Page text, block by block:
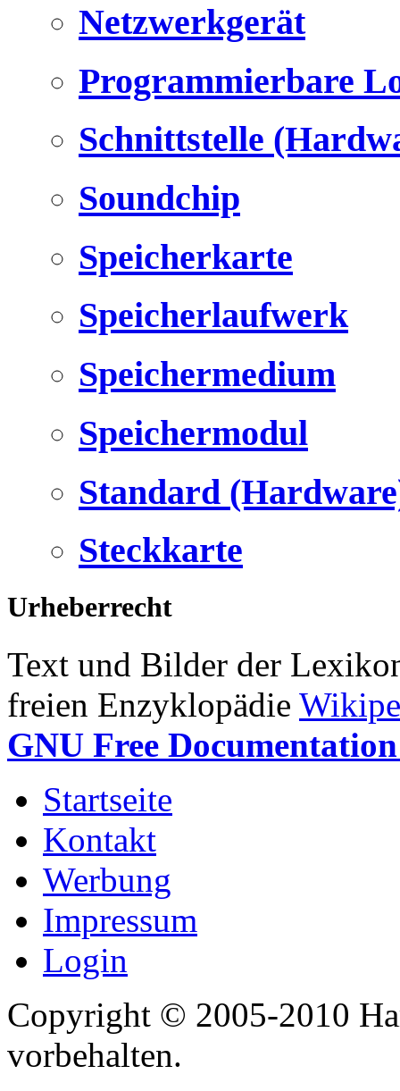
Netzwerkgerät
Programmierbare
Schnittstelle
Soundchip
Speicherkarte
Speicherlaufwerk
Speichermedium
Speichermodul
Standard
Steckkarte
Urheberrecht
Text und Bilder der
freien Enzyklopädie
GNU Free
Startseite
Kontakt
Werbung
Impressum
Login
Copyright © 2005-2010
vorbehalten.